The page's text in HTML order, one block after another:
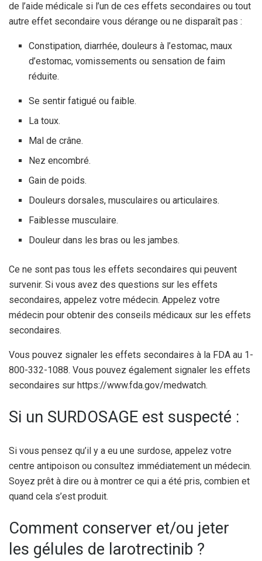
de l’aide médicale si l’un de ces effets secondaires ou tout
autre effet secondaire vous dérange ou ne disparaît pas :
Constipation, diarrhée, douleurs à l’estomac, maux
d’estomac, vomissements ou sensation de faim
réduite.
Se sentir fatigué ou faible.
La toux.
Mal de crâne.
Nez encombré.
Gain de poids.
Douleurs dorsales, musculaires ou articulaires.
Faiblesse musculaire.
Douleur dans les bras ou les jambes.
Ce ne sont pas tous les effets secondaires qui peuvent
survenir. Si vous avez des questions sur les effets
secondaires, appelez votre médecin. Appelez votre
médecin pour obtenir des conseils médicaux sur les effets
secondaires.
Vous pouvez signaler les effets secondaires à la FDA au 1-
800-332-1088. Vous pouvez également signaler les effets
secondaires sur https://www.fda.gov/medwatch.
Si un SURDOSAGE est suspecté :
Si vous pensez qu’il y a eu une surdose, appelez votre
centre antipoison ou consultez immédiatement un médecin.
Soyez prêt à dire ou à montrer ce qui a été pris, combien et
quand cela s’est produit.
Comment conserver et/ou jeter
les gélules de larotrectinib ?